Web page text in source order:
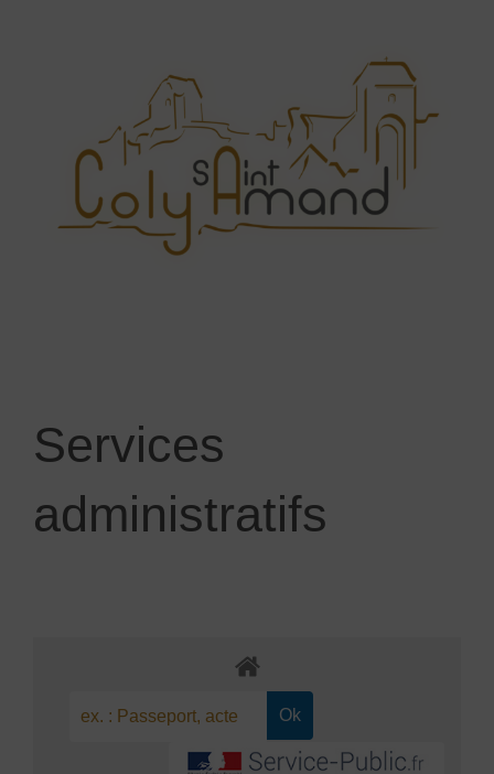
Services
administratifs